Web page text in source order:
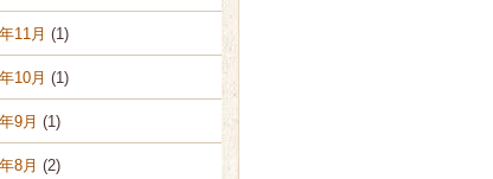
11月 (1)
10月 (1)
9月 (1)
8月 (2)